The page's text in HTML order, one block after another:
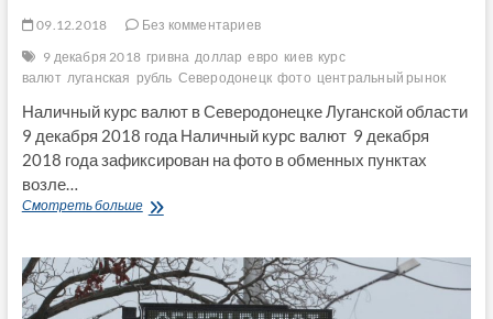
09.12.2018
Без комментариев
9 декабря 2018 гривна доллар евро киев курс
валют луганская рубль Северодонецк фото центральный рынок
Наличный курс валют в Северодонецке Луганской области
9 декабря 2018 года Наличный курс валют 9 декабря
2018 года зафиксирован на фото в обменных пунктах
возле…
Смотреть большеНаличный
в
Северодонецке
9